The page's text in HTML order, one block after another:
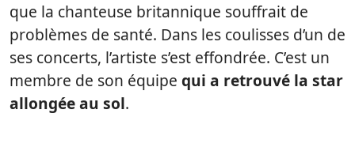
que la chanteuse britannique souffrait de
problèmes de santé. Dans les coulisses d’un de
ses concerts, l’artiste s’est effondrée. C’est un
membre de son équipe qui a retrouvé la star
allongée au sol.